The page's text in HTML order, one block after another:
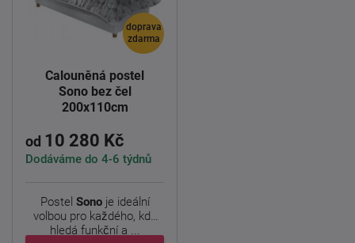
doprava
zdarma
Čalouněná postel
Sono bez čel
200x110cm
od 10 280 Kč
Dodáváme do 4-6 týdnů
Postel Sonoje ideální
volbou pro každého, kdo
hledá funkční a ...